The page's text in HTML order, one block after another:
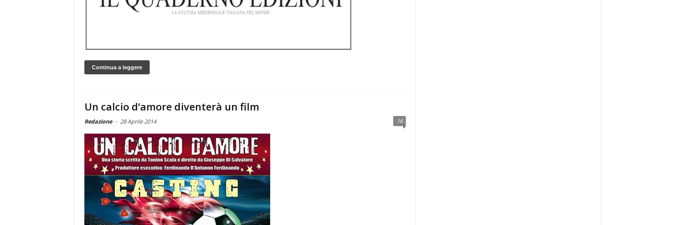
Continua a leggere
Un calcio d’amore diventerà un film
Redazione - 28 Aprile 2014 16